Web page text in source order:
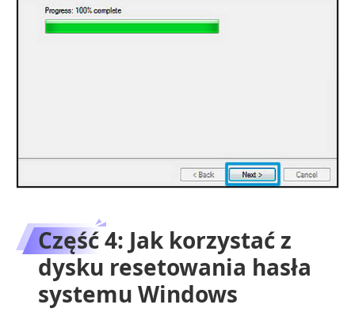
Część 4: Jak korzystać z
dysku resetowania hasła
systemu Windows